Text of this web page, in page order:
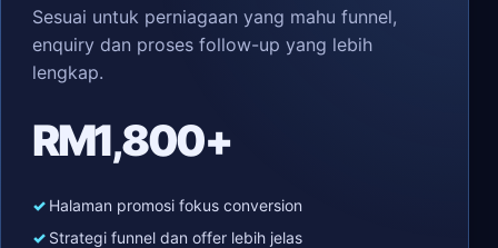
Sesuai untuk perniagaan yang mahu funnel,
enquiry dan proses follow-up yang lebih
lengkap.
RM1,800+
Halaman promosi fokus conversion
Strategi funnel dan offer lebih jelas